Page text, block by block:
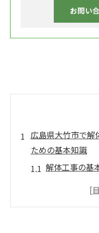
お問い
広島県大竹市で解
ための基本知識
解体工事の基
広島県大竹市